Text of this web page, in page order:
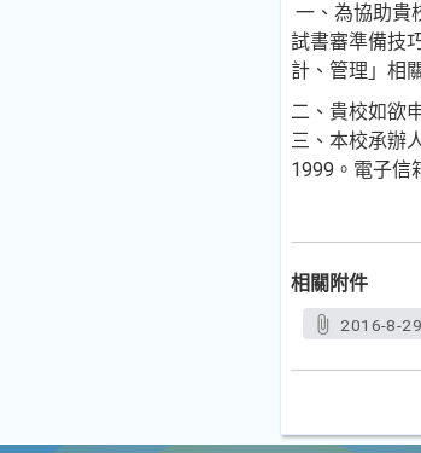
一、為協助貴
試書審準備技
計、管理」相
二、貴校如欲
三、本校承辦
1999。電子信
相關附件
2016-8-